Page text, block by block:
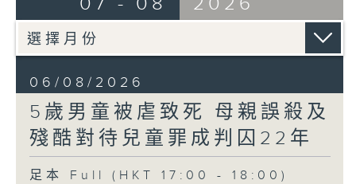
06/08/2026
5歲男童被虐致死 母親誤殺及
殘酷對待兒童罪成判囚22年
足本 Full (HKT 17:00 - 18:00)